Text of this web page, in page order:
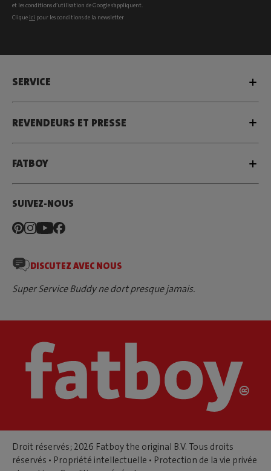
et lesconditions d’utilisation de Google s’appliquent.
Clique ici pour les conditions de la newsletter
SERVICE
REVENDEURS ET PRESSE
FATBOY
SUIVEZ-NOUS
DISCUTEZ AVEC NOUS
Super Service Buddy ne dort presque jamais.
Droit réservés; 2026 Fatboy the original B.V. Tous droits
réservés • Propriété intellectuelle • Protection de la vie privée